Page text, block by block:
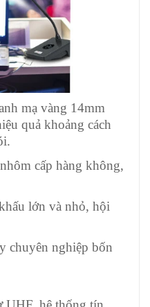
mạ vàng 14mm
quả khoảng cách
cấp hàng không,
lớn và nhỏ, hội
chuyên nghiệp bốn